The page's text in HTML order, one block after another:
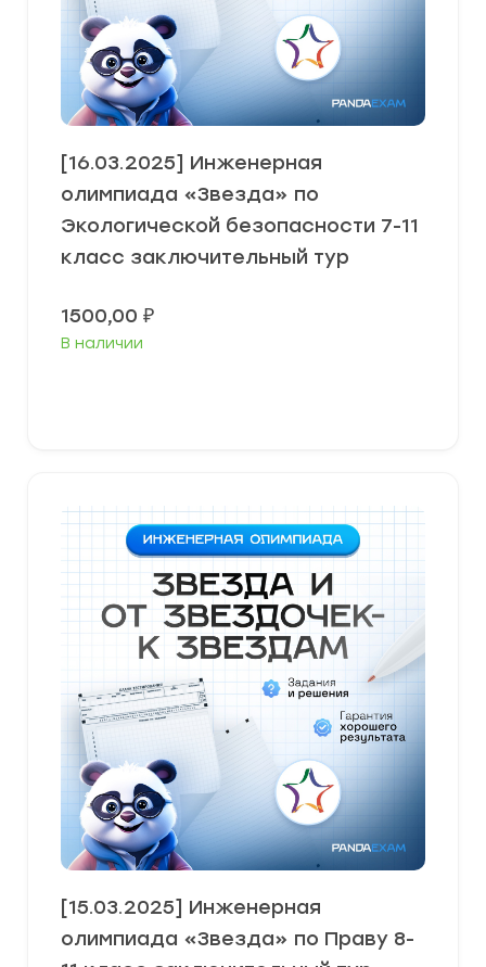
[16.03.2025] Инженерная
олимпиада «Звезда» по
Экологической безопасности 7-11
класс заключительный тур
1500,00 ₽
В наличии
[15.03.2025] Инженерная
олимпиада «Звезда» по Праву 8-